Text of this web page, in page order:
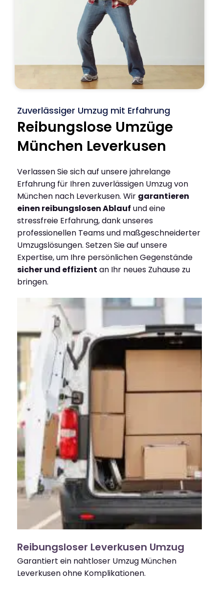
Zuverlässiger Umzug mit Erfahrung
Reibungslose Umzüge
München Leverkusen
Verlassen Sie sich auf unsere jahrelange
Erfahrung für Ihren zuverlässigen Umzug von
München nach Leverkusen. Wir garantieren
einen reibungslosen Ablauf und eine
stressfreie Erfahrung, dank unseres
professionellen Teams und maßgeschneiderter
Umzugslösungen. Setzen Sie auf unsere
Expertise, um Ihre persönlichen Gegenstände
sicher und effizient an Ihr neues Zuhause zu
bringen.
Reibungsloser Leverkusen Umzug
Garantiert ein nahtloser Umzug München
Leverkusen ohne Komplikationen.